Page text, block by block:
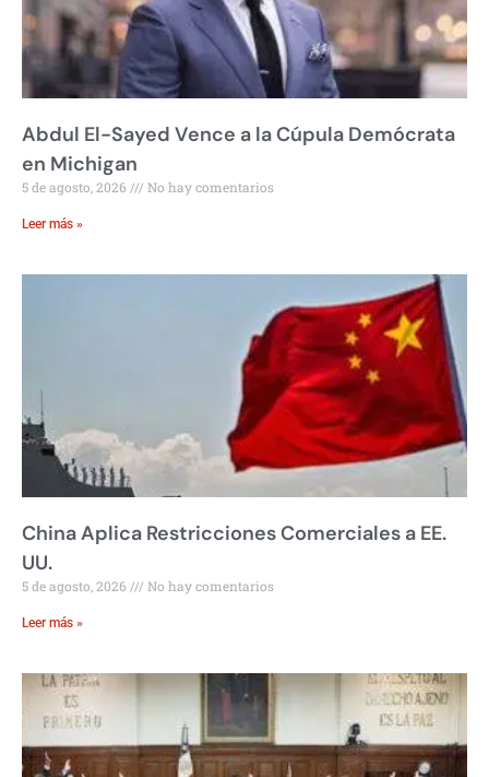
Abdul El-Sayed Vence a la Cúpula Demócrata
en Michigan
5 de agosto, 2026 No hay comentarios
Leer más »
China Aplica Restricciones Comerciales a EE.
UU.
5 de agosto, 2026 No hay comentarios
Leer más »